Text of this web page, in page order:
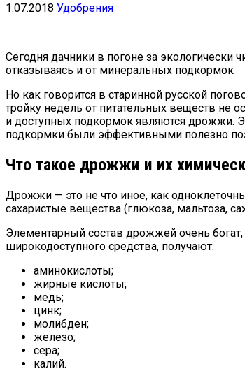
1.07.2018 Удобрения
Сегодня дачники в погоне за
отказываясь и от минеральных подкормок
Но как говорится в старинной русской
тройку недель от питательных веществ не
и доступных подкормок являются дрожжи.
подкормки были эффективными полезно
Что такое дрожжи и их
Дрожжи — это не что иное, как
сахаристые вещества (глюкоза, мальтоза,
Элементарный состав дрожжей очень
широкодоступного средства, получают:
аминокислоты;
жирные кислоты;
медь;
цинк;
молибден;
железо;
сера;
калий.